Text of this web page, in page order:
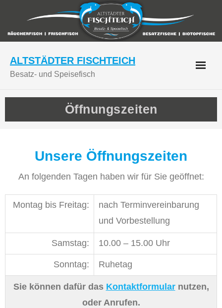
content
ALTSTÄDTER FISCHTEICH
Besatz- und Speisefisch
Öffnungszeiten
Unsere Öffnungszeiten
An folgenden Tagen haben wir für Sie geöffnet:
Montag bis Freitag:
nach Terminvereinbarung
und Vorbestellung
Samstag: 10.00 – 15.00 Uhr
Sonntag: Ruhetag
Sie können dafür das Kontaktformularnutzen,
oder Anrufen.